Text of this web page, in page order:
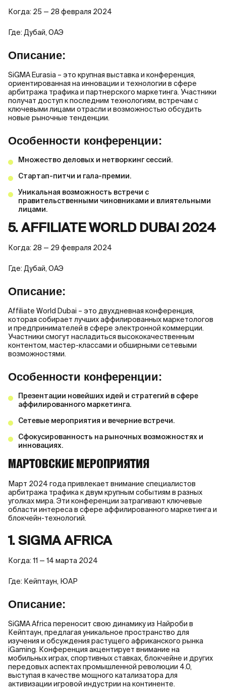
Когда: 25 — 28 февраля 2024
Где: Дубай, ОАЭ
Описание:
SiGMA Eurasia – это крупная выставка и конференция,
ориентированная на инновации и технологии в сфере
арбитража трафика и партнерского маркетинга. Участники
получат доступ к последним технологиям, встречам с
ключевыми лицами отрасли и возможностью обсудить
новые рыночные тенденции.
Особенности конференции:
Множество деловых и нетворкинг сессий.
Стартап-питчи и гала-премии.
Уникальная возможность встречи с
правительственными чиновниками и влиятельными
лицами.
5. AFFILIATE WORLD DUBAI 2024
Когда: 28 — 29 февраля 2024
Где: Дубай, ОАЭ
Описание:
Affiliate World Dubai – это двухдневная конференция,
которая собирает лучших аффилированных маркетологов
и предпринимателей в сфере электронной коммерции.
Участники смогут насладиться высококачественным
контентом, мастер-классами и обширными сетевыми
возможностями.
Особенности конференции:
Презентации новейших идей и стратегий в сфере
аффилированного маркетинга.
Сетевые мероприятия и вечерние встречи.
Сфокусированность на рыночных возможностях и
инновациях.
МАРТОВСКИЕ МЕРОПРИЯТИЯ
Март 2024 года привлекает внимание специалистов
арбитража трафика к двум крупным событиям в разных
уголках мира. Эти конференции затрагивают ключевые
области интереса в сфере аффилированного маркетинга и
блокчейн-технологий.
1. SIGMA AFRICA
Когда: 11 — 14 марта 2024
Где: Кейптаун, ЮАР
Описание:
SiGMA Africa переносит свою динамику из Найроби в
Кейптаун, предлагая уникальное пространство для
изучения и обсуждения растущего африканского рынка
iGaming. Конференция акцентирует внимание на
мобильных играх, спортивных ставках, блокчейне и других
передовых аспектах промышленной революции 4.0,
выступая в качестве мощного катализатора для
активизации игровой индустрии на континенте.